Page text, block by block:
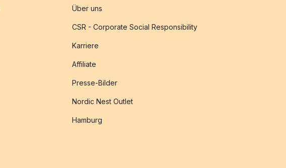
Über uns
CSR - Corporate Social Responsibility
Karriere
Affiliate
Presse-Bilder
Nordic Nest Outlet
Hamburg